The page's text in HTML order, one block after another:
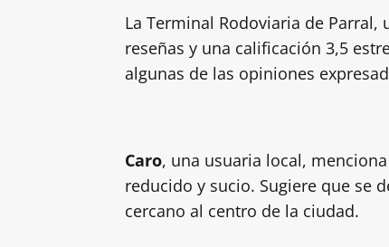
La Terminal Rodoviaria de
reseñas y una calificación 3,5
algunas de las opiniones
Caro, una usuaria local,
reducido y sucio. Sugiere que se
cercano al centro de la ciudad.